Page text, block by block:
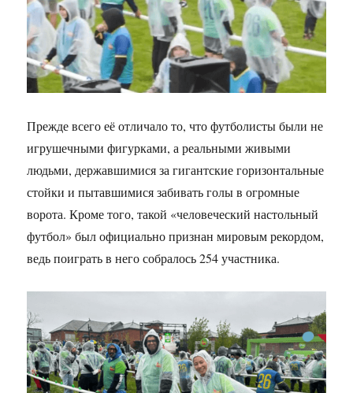
Прежде всего её отличало то, что футболисты были не
игрушечными фигурками, а реальными живыми
людьми, державшимися за гигантские горизонтальные
стойки и пытавшимися забивать голы в огромные
ворота. Кроме того, такой «человеческий настольный
футбол» был официально признан мировым рекордом,
ведь поиграть в него собралось 254 участника.